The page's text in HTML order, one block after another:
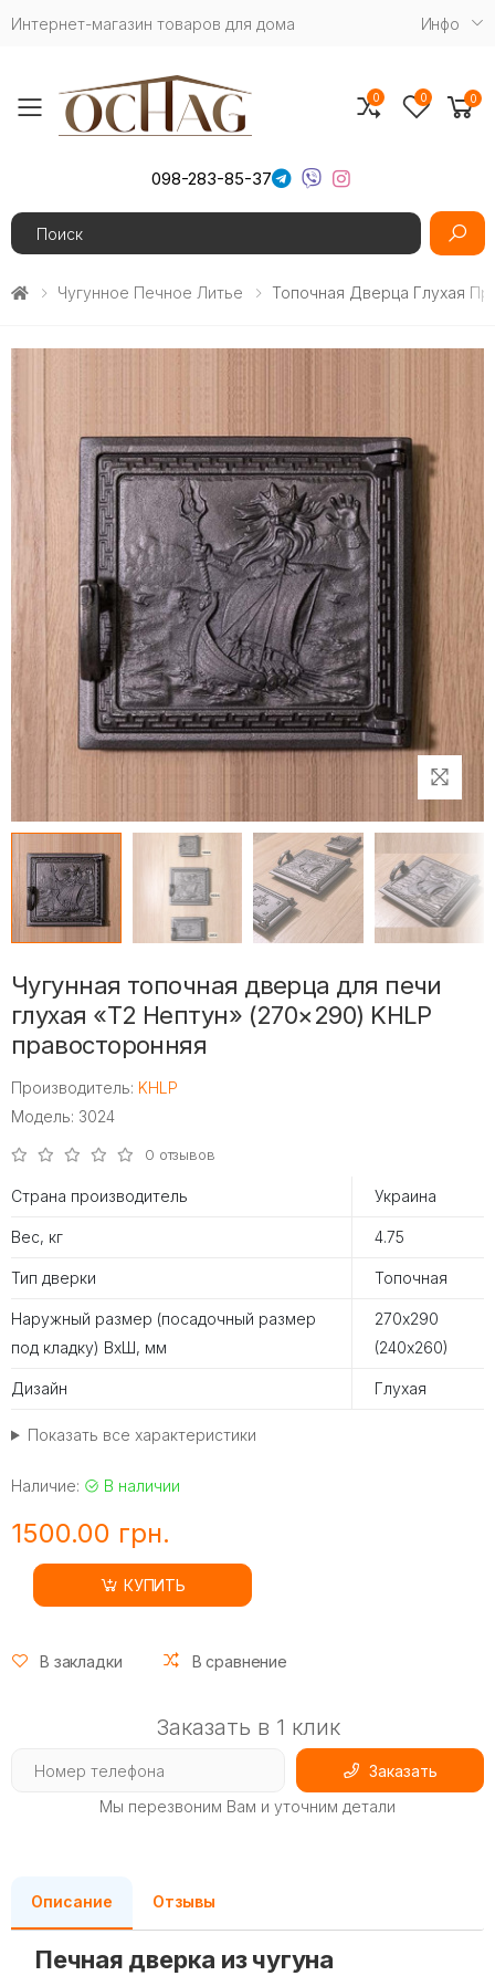
Интернет-магазин товаров для дома Инфо
Toggle mobile menu
098-283-85-37
Search
0 0 0
Чугунное Печное Литье Топочная Дверца Глухая
Чугунная топочная дверца для печи
глухая «Т2 Нептун» (270×290) KHLP
правосторонняя
Производитель: KHLP
Модель: 3024
0 отзывов
Страна производитель Украина
Вес, кг 4.75
Тип дверки Топочная
Наружный размер (посадочный размер
под кладку) ВхШ, мм
270х290
(240х260)
Дизайн Глухая
Показать все характеристики
Наличие: В наличии
1500.00 грн.
КУПИТЬ
В закладки В сравнение
Заказать в 1 клик
Заказать
Мы перезвоним Вам и уточним детали
Описание Отзывы
Печная дверка из чугуна